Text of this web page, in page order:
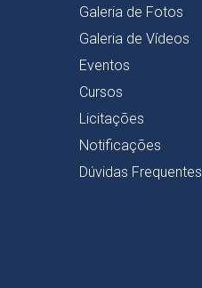
Galeria de Fotos
Galeria de Vídeos
Eventos
Cursos
Licitações
Notificações
Dúvidas Frequentes